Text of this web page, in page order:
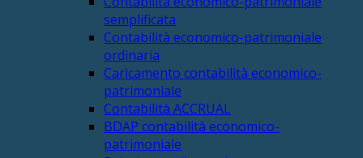
semplificata
Contabilità economico-patrimoniale
ordinaria
Caricamento contabilità economico-
patrimoniale
Contabilità ACCRUAL
BDAP contabilità economico-
patrimoniale